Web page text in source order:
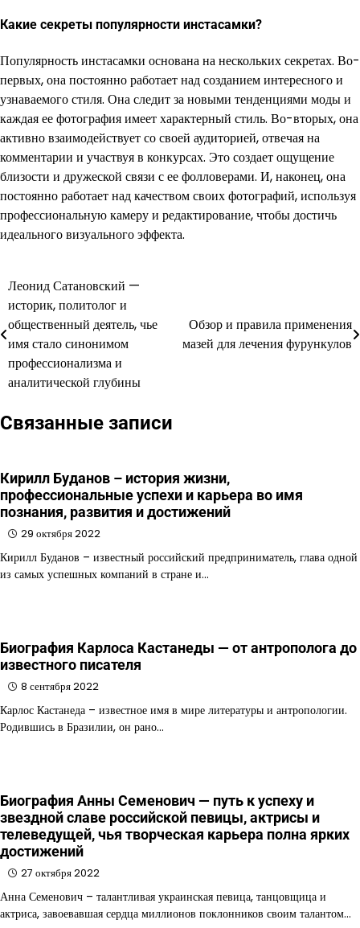
Какие секреты популярности инстасамки?
Популярность инстасамки основана на нескольких секретах. Во-
первых, она постоянно работает над созданием интересного и
узнаваемого стиля. Она следит за новыми тенденциями моды и
каждая ее фотография имеет характерный стиль. Во-вторых, она
активно взаимодействует со своей аудиторией, отвечая на
комментарии и участвуя в конкурсах. Это создает ощущение
близости и дружеской связи с ее фолловерами. И, наконец, она
постоянно работает над качеством своих фотографий, используя
профессиональную камеру и редактирование, чтобы достичь
идеального визуального эффекта.
Навигация
по
записям
Леонид Сатановский —
историк, политолог и
общественный деятель, чье
имя стало синонимом
профессионализма и
аналитической глубины
Обзор и правила применения
мазей для лечения фурункулов
Связанные записи
Кирилл Буданов – история жизни,
профессиональные успехи и карьера во имя
познания, развития и достижений
29 октября 2022
Кирилл Буданов – известный российский предприниматель, глава одной
из самых успешных компаний в стране и…
Биография Карлоса Кастанеды — от антрополога до
известного писателя
8 сентября 2022
Карлос Кастанеда – известное имя в мире литературы и антропологии.
Родившись в Бразилии, он рано…
Биография Анны Семенович — путь к успеху и
звездной славе российской певицы, актрисы и
телеведущей, чья творческая карьера полна ярких
достижений
27 октября 2022
Анна Семенович – талантливая украинская певица, танцовщица и
актриса, завоевавшая сердца миллионов поклонников своим талантом…